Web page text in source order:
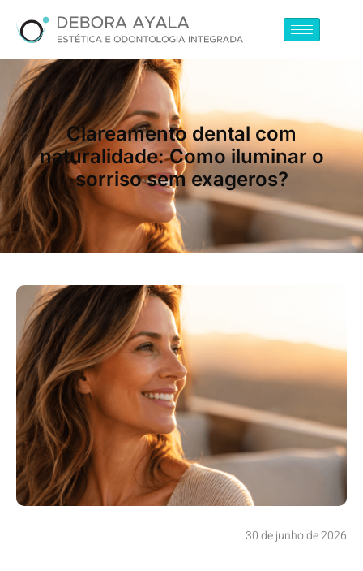
Clareamento dental com
naturalidade: Como iluminar o
sorriso sem exageros?
30 de junho de 2026